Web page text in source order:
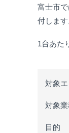
富士市で
付します
1台あた
対象
対象
目的